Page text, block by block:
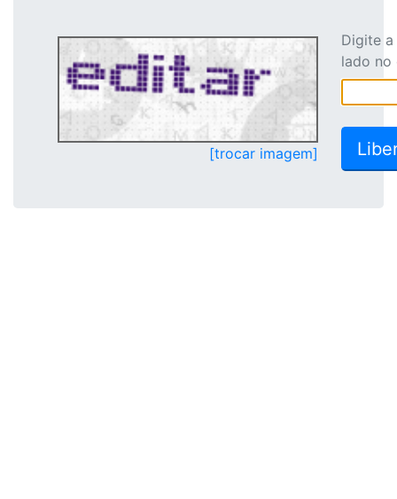
[trocar imagem]
Digite
lado no